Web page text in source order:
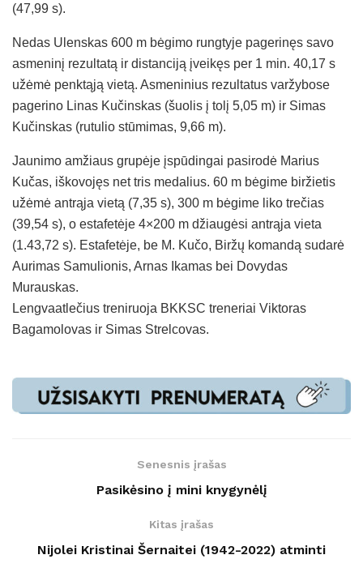
(47,99 s).
Nedas Ulenskas 600 m bėgimo rungtyje pagerinęs savo
asmeninį rezultatą ir distanciją įveikęs per 1 min. 40,17 s
užėmė penktąją vietą. Asmeninius rezultatus varžybose
pagerino Linas Kučinskas (šuolis į tolį 5,05 m) ir Simas
Kučinskas (rutulio stūmimas, 9,66 m).
Jaunimo amžiaus grupėje įspūdingai pasirodė Marius
Kučas, iškovojęs net tris medalius. 60 m bėgime biržietis
užėmė antrąja vietą (7,35 s), 300 m bėgime liko trečias
(39,54 s), o estafetėje 4×200 m džiaugėsi antrąja vieta
(1.43,72 s). Estafetėje, be M. Kučo, Biržų komandą sudarė
Aurimas Samulionis, Arnas Ikamas bei Dovydas
Murauskas.
Lengvaatlečius treniruoja BKKSC treneriai Viktoras
Bagamolovas ir Simas Strelcovas.
Senesnis įrašas
Pasikėsino į mini knygynėlį
Kitas įrašas
Nijolei Kristinai Šernaitei (1942-2022) atminti